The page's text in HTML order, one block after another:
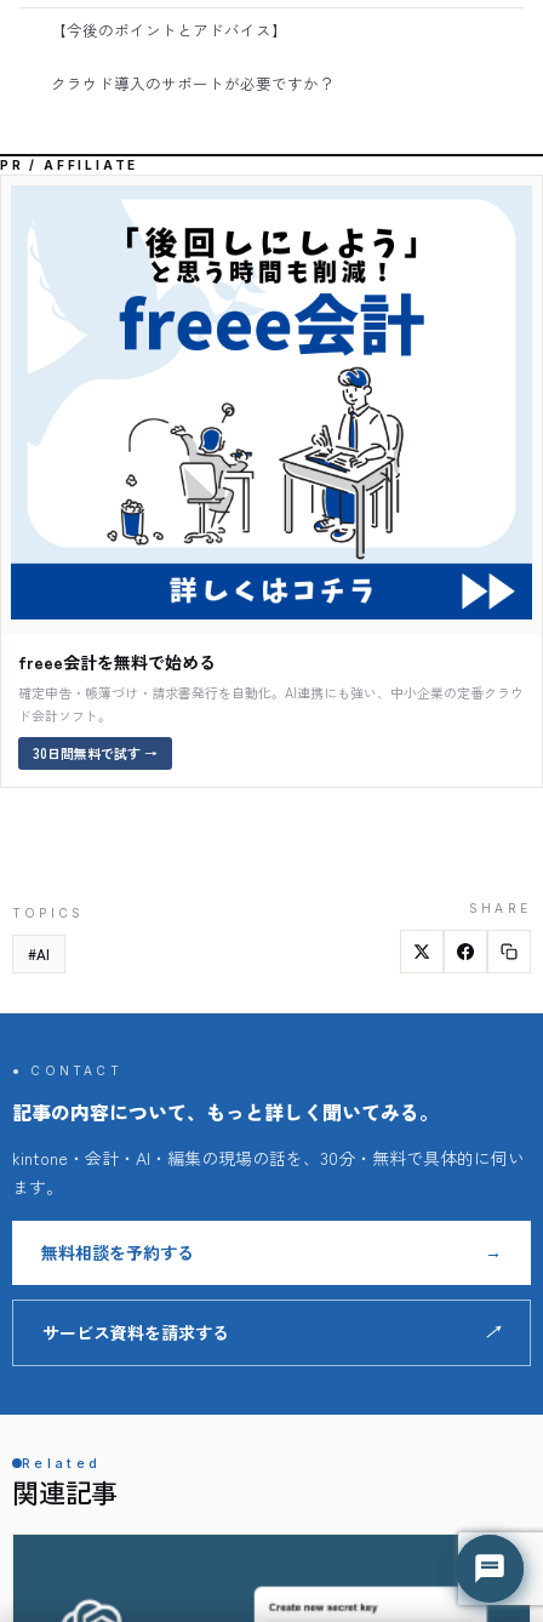
【今後のポイントとアドバイス】
クラウド導入のサポートが必要ですか？
PR / AFFILIATE
freee会計を無料で始める
確定申告・帳簿づけ・請求書発行を自動化。AI連携にも強い、中小企業の定番クラウ
ド会計ソフト。
30日間無料で試す→
TOPICS
#AI
SHARE
● CONTACT
記事の内容について、もっと詳しく聞いてみる。
kintone・会計・AI・編集の現場の話を、30分・無料で具体的に伺い
ます。
無料相談を予約する →
サービス資料を請求する ↗
Related
関連記事
はてな君
○ 営業時間外（平日 9:00-18:00）
はてな君
○ 営業時間外（平日 9:00-18:00）